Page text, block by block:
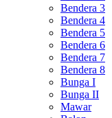
Bendera 3
Bendera 4
Bendera 5
Bendera 6
Bendera 7
Bendera 8
Bunga I
Bunga II
Mawar